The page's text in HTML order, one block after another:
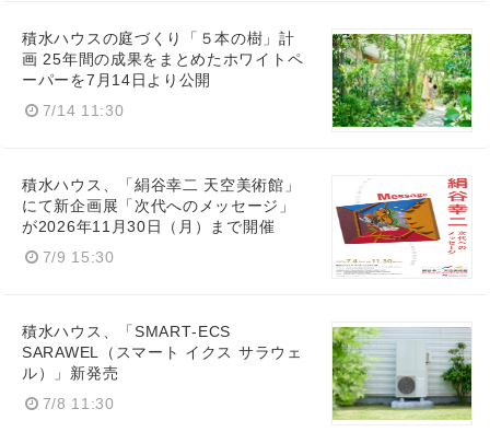
積水ハウスの庭づくり「５本の樹」計
画 25年間の成果をまとめたホワイトペ
ーパーを7月14日より公開
7/14 11:30
積水ハウス、「絹谷幸二 天空美術館」
にて新企画展「次代へのメッセージ」
が2026年11月30日（月）まで開催
7/9 15:30
積水ハウス、「SMART‑ECS
SARAWEL（スマート イクス サラウェ
ル）」新発売
7/8 11:30